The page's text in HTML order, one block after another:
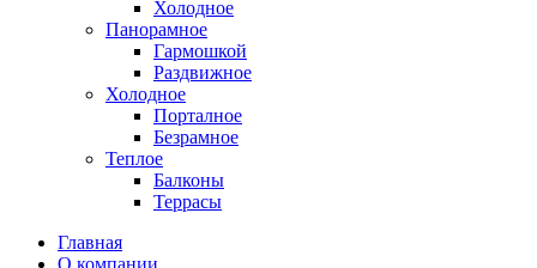
Холодное
Панорамное
Гармошкой
Раздвижное
Холодное
Порталное
Безрамное
Теплое
Балконы
Террасы
Главная
О компании